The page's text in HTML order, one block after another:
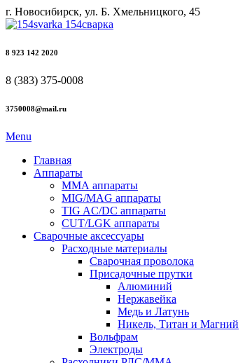
г. Новосибирск, ул. Б. Хмельницкого, 45
8 923 142 2020
8 (383) 375-0008
3750008@mail.ru
Menu
Главная
Аппараты
ММА аппараты
MIG/MAG аппараты
TIG AC/DC аппараты
CUT/LGK аппараты
Сварочные аксессуары
Расходные материалы
Сварочная проволока
Присадочные прутки
Алюминий
Нержавейка
Медь и Латунь
Никель, Титан и Магний
Вольфрам
Электроды